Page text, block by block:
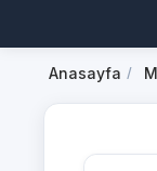
Anasayfa